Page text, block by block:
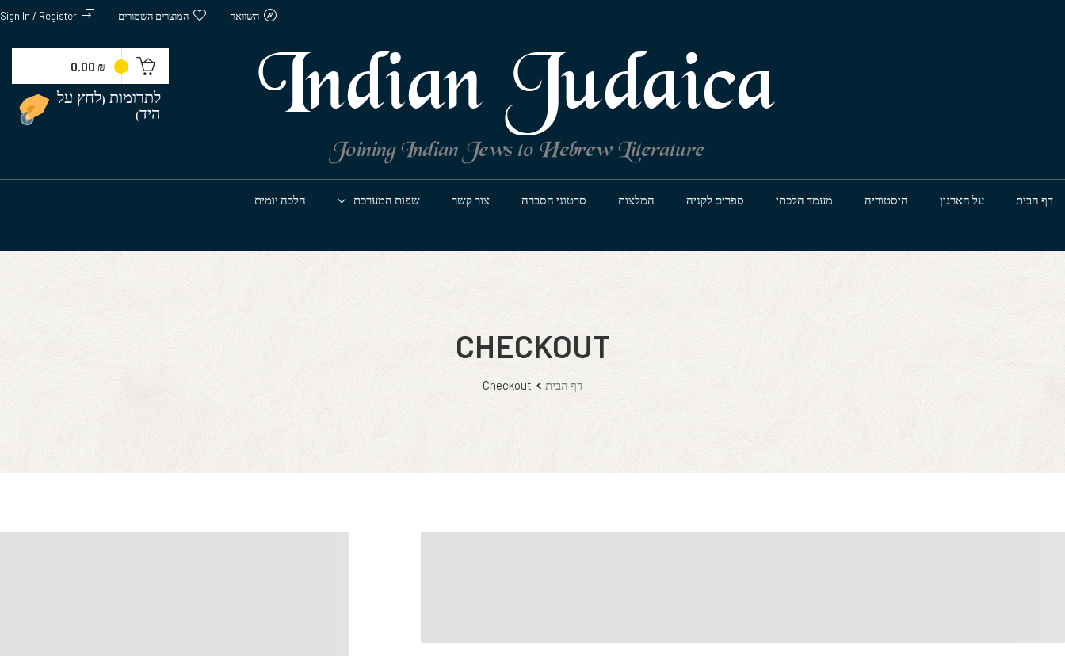
השוואה המוצרים השמורים Sign In / Register
Indian Judaica
Joining Indian Jews to Hebrew Literature
0.00 ₪
לתרומות (לחץ על
היד)
דף הבית על הארגון היסטוריה מעמד הלכתי ספרים לקניה המלצות סרטוני הסברה צור קשר שפות המערכת הלכה יומית
CHECKOUT
דף הבית Checkout